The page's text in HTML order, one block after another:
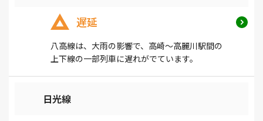
遅延
八高線は、大雨の影響で、高崎～高麗川駅間の
上下線の一部列車に遅れがでています。
日光線